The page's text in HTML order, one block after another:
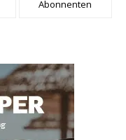
Abonnenten